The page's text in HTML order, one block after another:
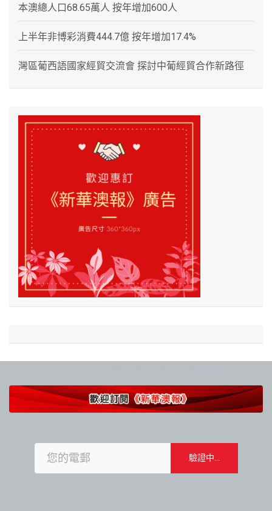
本澳總人口68.65萬人 按年增加600人
上半年非博彩消費444.7億 按年增加17.4%
灣區葡西語國家經貿交流會 探討中葡經貿合作新路徑